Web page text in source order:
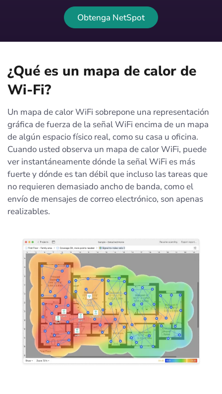
Obtenga NetSpot
¿Qué es un mapa de calor de
Wi-Fi?
Un mapa de calor WiFi sobrepone una representación
gráfica de fuerza de la señal WiFi encima de un mapa
de algún espacio físico real, como su casa u oficina.
Cuando usted observa un mapa de calor WiFi, puede
ver instantáneamente dónde la señal WiFi es más
fuerte y dónde es tan débil que incluso las tareas que
no requieren demasiado ancho de banda, como el
envío de mensajes de correo electrónico, son apenas
realizables.